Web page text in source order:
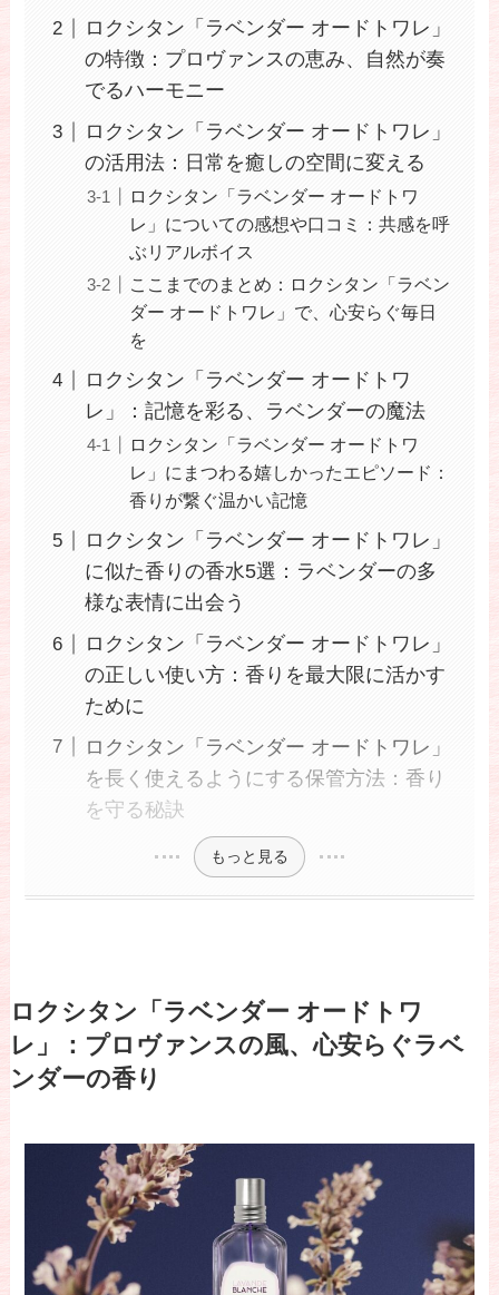
ロクシタン「ラベンダー オードトワレ」
の特徴：プロヴァンスの恵み、自然が奏
でるハーモニー
ロクシタン「ラベンダー オードトワレ」
の活用法：日常を癒しの空間に変える
ロクシタン「ラベンダー オードトワ
レ」についての感想や口コミ：共感を呼
ぶリアルボイス
ここまでのまとめ：ロクシタン「ラベン
ダー オードトワレ」で、心安らぐ毎日
を
ロクシタン「ラベンダー オードトワ
レ」：記憶を彩る、ラベンダーの魔法
ロクシタン「ラベンダー オードトワ
レ」にまつわる嬉しかったエピソード：
香りが繋ぐ温かい記憶
ロクシタン「ラベンダー オードトワレ」
に似た香りの香水5選：ラベンダーの多
様な表情に出会う
ロクシタン「ラベンダー オードトワレ」
の正しい使い方：香りを最大限に活かす
ために
ロクシタン「ラベンダー オードトワレ」
を長く使えるようにする保管方法：香り
を守る秘訣
もっと見る
ロクシタン「ラベンダー オードトワ
レ」：プロヴァンスの風、心安らぐラベ
ンダーの香り